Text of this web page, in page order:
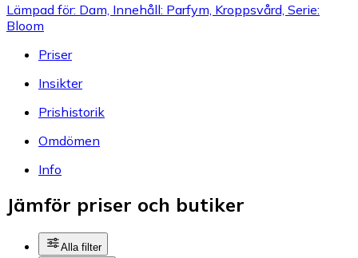
Lämpad för: Dam, Innehåll: Parfym, Kroppsvård, Serie:
Bloom
Priser
Insikter
Prishistorik
Omdömen
Info
Jämför priser och butiker
Alla filter